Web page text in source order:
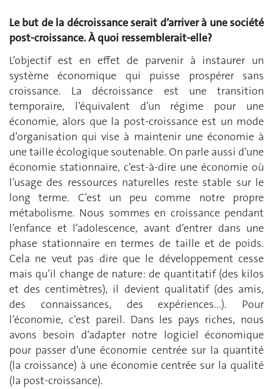
Le but de la décroissance serait d’arriver à une société
post-croissance. À quoi ressemblerait-elle?
L’objectif est en effet de parvenir à instaurer un
système économique qui puisse prospérer sans
croissance. La décroissance est une transition
temporaire, l’équivalent d’un régime pour une
économie, alors que la post-croissance est un mode
d’organisation qui vise à maintenir une économie à
une taille écologique soutenable. On parle aussi d’une
économie stationnaire, c’est-à-dire une économie où
l’usage des ressources naturelles reste stable sur le
long terme. C’est un peu comme notre propre
métabolisme. Nous sommes en croissance pendant
l’enfance et l’adolescence, avant d’entrer dans une
phase stationnaire en termes de taille et de poids.
Cela ne veut pas dire que le développement cesse
mais qu’il change de nature: de quantitatif (des kilos
et des centimètres), il devient qualitatif (des amis,
des connaissances, des expériences...). Pour
l’économie, c’est pareil. Dans les pays riches, nous
avons besoin d’adapter notre logiciel économique
pour passer d’une économie centrée sur la quantité
(la croissance) à une économie centrée sur la qualité
(la post-croissance).